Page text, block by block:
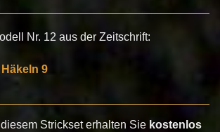
bis
Nr. 12 aus der Zeitschrift:
9
Strickset erhalten Sie kostenlos